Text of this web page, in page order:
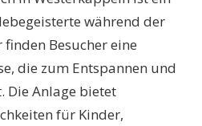
während der
Besucher eine
die zum Entspannen und
Die Anlage bietet
für Kinder,